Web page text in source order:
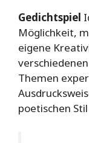
Gedichtspiel
Möglichkeit,
eigene
verschiedenen
Themen
poetischen